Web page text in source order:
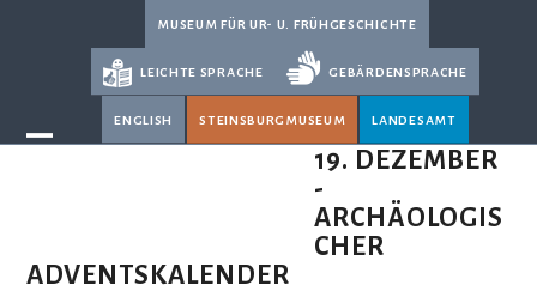
museum für ur- u. frühgeschichte
leichte sprache gebärdensprache
english steinsburgmuseum landesamt
19. DEZEMBER
-
ARCHÄOLOGIS
CHER
ADVENTSKALENDER